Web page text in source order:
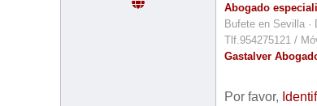
Abogado
Bufete en Sevilla ·
Tlf.954275121 /
Gastalver
Por favor,